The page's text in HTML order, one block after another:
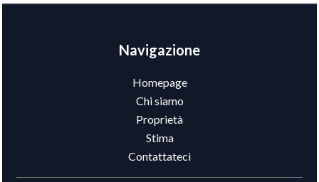
Navigazione
Homepage
Chi siamo
Proprietà
Stima
Contattateci